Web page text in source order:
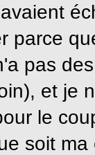
parce
pas
et je
le
soit